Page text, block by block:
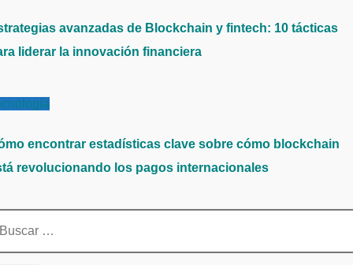
avanzadas de Blockchain y fintech: 10 tácticas
liderar la innovación financiera
encontrar estadísticas clave sobre cómo blockchain
revolucionando los pagos internacionales